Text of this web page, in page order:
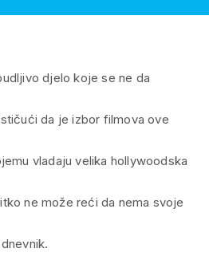
djelo koje se ne da
da je izbor filmova ove
vladaju velika hollywoodska
ne može reći da nema svoje